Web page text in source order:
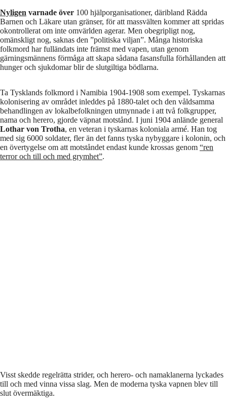
Nyligen varnade över 100 hjälporganisationer, däribland Rädda
Barnen och Läkare utan gränser, för att massvälten kommer att spridas
okontrollerat om inte omvärlden agerar. Men obegripligt nog,
omänskligt nog, saknas den ”politiska viljan”. Många historiska
folkmord har fulländats inte främst med vapen, utan genom
gärningsmännens förmåga att skapa sådana fasansfulla förhållanden att
hunger och sjukdomar blir de slutgiltiga bödlarna.
Ta Tysklands folkmord i Namibia 1904-1908 som exempel. Tyskarnas
kolonisering av området inleddes på 1880-talet och den våldsamma
behandlingen av lokalbefolkningen utmynnade i att två folkgrupper,
nama och herero, gjorde väpnat motstånd. I juni 1904 anlände general
Lothar von Trotha, en veteran i tyskarnas koloniala armé. Han tog
med sig 6000 soldater, fler än det fanns tyska nybyggare i kolonin, och
en övertygelse om att motståndet endast kunde krossas genom “ren
terror och till och med grymhet”.
Visst skedde regelrätta strider, och herero- och namaklanerna lyckades
till och med vinna vissa slag. Men de moderna tyska vapnen blev till
slut övermäktiga.